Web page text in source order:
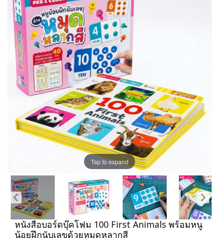
Tap to expand
หนังสือบอร์ดบุ๊คโฟม 100 First Animals พร้อมหนู
น้อยฝึกนับเลขด้วยหมุดหลากสี